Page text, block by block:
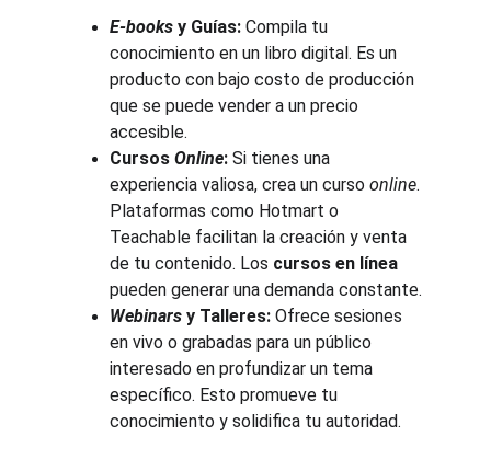
E-books y Guías: Compila tu
conocimiento en un libro digital. Es un
producto con bajo costo de producción
que se puede vender a un precio
accesible.
Cursos Online: Si tienes una
experiencia valiosa, crea un curso online.
Plataformas como Hotmart o
Teachable facilitan la creación y venta
de tu contenido. Los cursos en línea
pueden generar una demanda constante.
Webinars y Talleres: Ofrece sesiones
en vivo o grabadas para un público
interesado en profundizar un tema
específico. Esto promueve tu
conocimiento y solidifica tu autoridad.